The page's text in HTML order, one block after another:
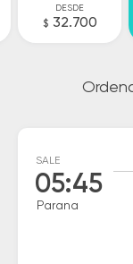
DESDE
$ 32.700
SALE
05:45
Parana